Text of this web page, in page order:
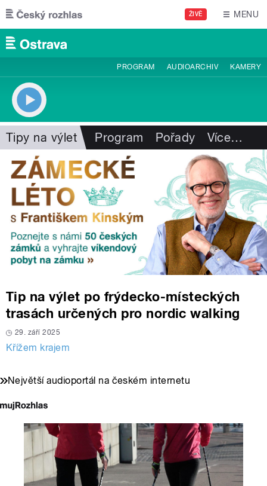
Přejít k hlavnímu obsahu
ŽIVĚ MENU
PROGRAM AUDIOARCHIV KAMERY
Tipy na výlet Program Pořady Více…
Tip na výlet po frýdecko-místeckých
trasách určených pro nordic walking
29. září 2025
Křížem krajem
Největší audioportál na českém internetu